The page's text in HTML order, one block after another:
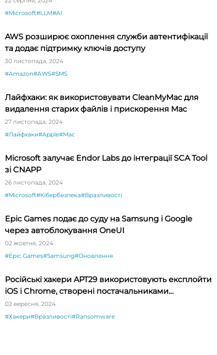
#Microsoft#LLM#AI
AWS розширює охоплення служби автентифікації
та додає підтримку ключів доступу
30 листопада, 2024
#Amazon#AWS#SMS
Лайфхаки: як використовувати CleanMyMac для
видалення старих файлів і прискорення Mac
27 листопада, 2024
#Лайфхаки#Apple#Mac
Microsoft залучає Endor Labs до інтеграції SCA Tool
зі CNAPP
26 листопада, 2024
#Microsoft#Кібербезпека#Вразливості
Epic Games подає до суду на Samsung і Google
через автоблокування OneUI
02 жовтня, 2024
#Epic Games#Samsung#Оновлення
Російські хакери APT29 використовують експлойти
iOS і Chrome, створені постачальниками
шпигунського ПЗ
02 вересня, 2024
#Хакери#Вразливості#Ransomware